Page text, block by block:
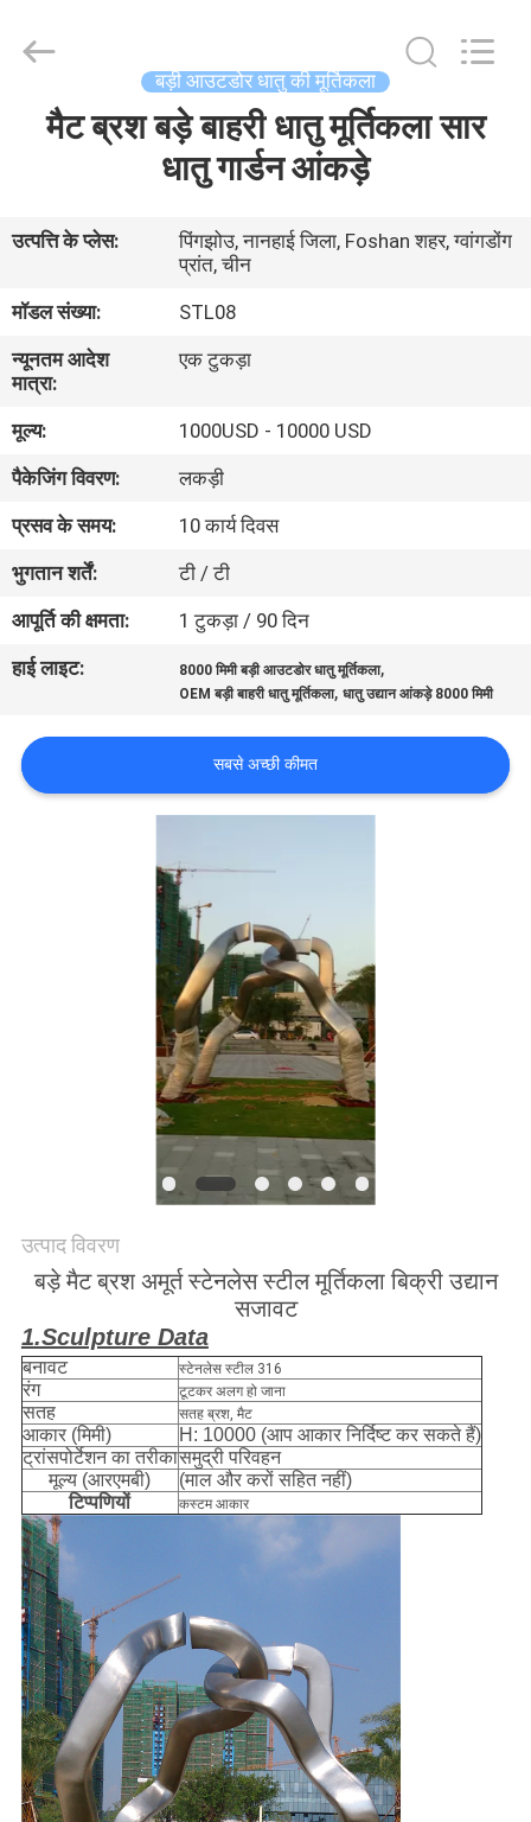
हमारे
बारे
में
कारखाने
का
दौरा
गुणवत्ता
हमसे
साइटमैप
PRIVACY
POLICY
Crafts
Reserved.
बड़ी आउटडोर धातु की मूर्तिकला
मैट ब्रश बड़े बाहरी धातु मूर्तिकला सार
धातु गार्डन आंकड़े
उत्पत्ति के प्लेस:
पिंगझोउ, नानहाई जिला, Foshan शहर, ग्वांगडोंग
प्रांत, चीन
मॉडल संख्या:
STL08
न्यूनतम आदेश
मात्रा:
एक टुकड़ा
मूल्य:
1000USD - 10000 USD
पैकेजिंग विवरण:
लकड़ी
प्रसव के समय:
10 कार्य दिवस
भुगतान शर्तें:
टी / टी
आपूर्ति की क्षमता:
1 टुकड़ा / 90 दिन
हाई लाइट:
8000 मिमी बड़ी आउटडोर धातु मूर्तिकला,
OEM बड़ी बाहरी धातु मूर्तिकला,धातु उद्यान आंकड़े 8000 मिमी
सबसे अच्छी कीमत
उत्पाद विवरण
बड़े मैट ब्रश अमूर्त स्टेनलेस स्टील मूर्तिकला बिक्री उद्यान
सजावट
1.Sculpture Data
बनावट स्टेनलेस स्टील 316
रंग टूटकर अलग हो जाना
सतह सतह ब्रश, मैट
आकार (मिमी)
H: 10000 (आप आकार निर्दिष्ट कर सकते हैं)
ट्रांसपोर्टेशन का तरीकासमुद्री परिवहन
मूल्य (आरएमबी)
(माल और करों सहित नहीं)
टिप्पणियों
कस्टम आकार